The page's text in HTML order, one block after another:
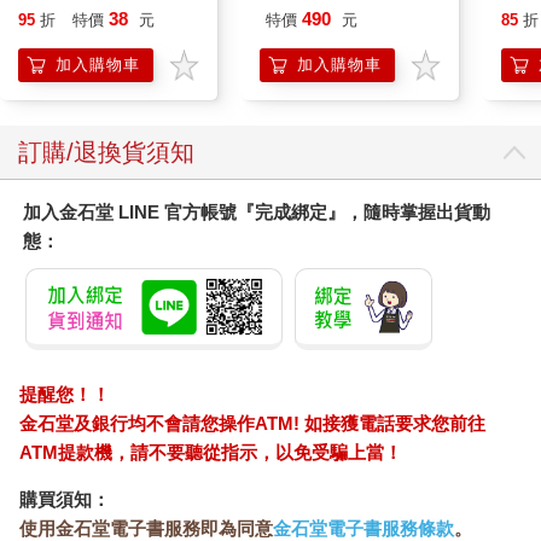
理論上不可能做到的事情──增加維卡幣的發行量。「為了回饋你
將以公司的名義將你們帳戶裡的幣數加倍。」
群眾馬上就炸開了。現場的瘋狂氣氛與其說是銷售大會，更接近
十月一日──差不多三個月後──所有人的維卡幣數量都會翻倍。
幣還是價值五點九五歐。
「我們愛你，茹雅，」一個聲音大叫。
「謝謝你，」她答道。「兩年後，就不會再有人討論比特幣
了。」
就這麼一個響指，茹雅博士就讓在場每個人的財富翻了一輪。這
還不包括數十萬名沒能親自來到倫敦的投資人。大家似乎並不在
格就會下來。同樣好像大家的無所謂還有她打破了自己的承諾：
維卡幣的流通量將永遠維持在二十一億顆，而「供給固定」可是
加密貨幣的全副意義所在。所以，她究竟要怎麼把維卡幣的數量
增加五十倍？而且還不能影響到其價格？
如果有誰能在一夕之間創造出一堆百萬富翁，那人自然非茹雅博
士莫屬。
95 折 特價 38 元
加入購物車
特價 490 元
加入購物車
85 折
訂購/退換貨須知
加入金石堂 LINE 官方帳號『完成綁定』，隨時掌握出貨動
態：
提醒您！！
金石堂及銀行均不會請您操作ATM! 如接獲電話要求您前往
ATM提款機，請不要聽從指示，以免受騙上當！
購買須知：
使用金石堂電子書服務即為同意金石堂電子書服務條款。